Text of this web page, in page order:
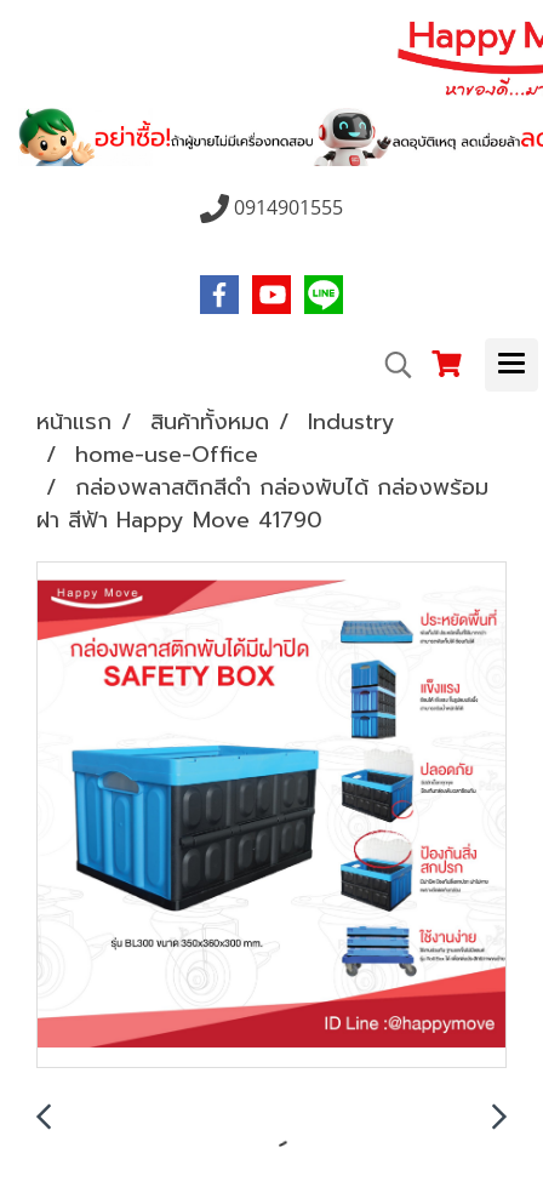
0914901555
หน้าแรก สินค้าทั้งหมด
Industry
home-use-Office
กล่องพลาสติกสีดำ กล่องพับได้ กล่องพร้อม
ฝา สีฟ้า Happy Move 41790